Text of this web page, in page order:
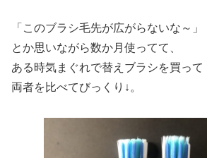
「このブラシ毛先が広がらないな～」
とか思いながら数か月使ってて、
ある時気まぐれで替えブラシを買って
両者を比べてびっくり↓。